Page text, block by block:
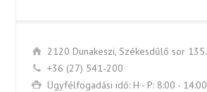
2120 Dunakeszi, Székesdűlő sor 135.
+36 (27) 541-200
Ügyfélfogadási idő: H - P: 8:00 - 14:00